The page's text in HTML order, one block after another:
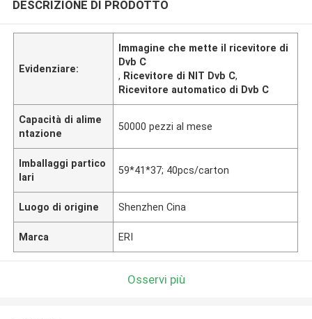
DESCRIZIONE DI PRODOTTO
Evidenziare:
Immagine che mette il ricevitore di
Dvb C
, Ricevitore di NIT Dvb C,
Ricevitore automatico di Dvb C
Capacità di alime
ntazione
50000 pezzi al mese
Imballaggi partico
lari
59*41*37; 40pcs/carton
Luogo di origine Shenzhen Cina
Marca ERI
Osservi più